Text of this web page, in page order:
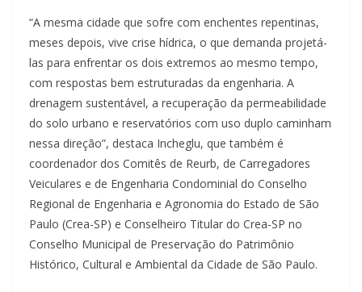
“A mesma cidade que sofre com enchentes repentinas,
meses depois, vive crise hídrica, o que demanda projetá-
las para enfrentar os dois extremos ao mesmo tempo,
com respostas bem estruturadas da engenharia. A
drenagem sustentável, a recuperação da permeabilidade
do solo urbano e reservatórios com uso duplo caminham
nessa direção”, destaca Incheglu, que também é
coordenador dos Comitês de Reurb, de Carregadores
Veiculares e de Engenharia Condominial do Conselho
Regional de Engenharia e Agronomia do Estado de São
Paulo (Crea-SP) e Conselheiro Titular do Crea-SP no
Conselho Municipal de Preservação do Patrimônio
Histórico, Cultural e Ambiental da Cidade de São Paulo.